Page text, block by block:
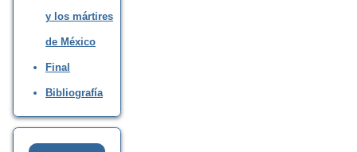
y los mártires
de México
Final
Bibliografía